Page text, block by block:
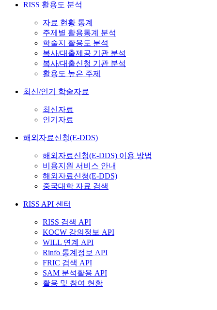
RISS 활용도 분석
자료 현황 통계
주제별 활용통계 분석
학술지 활용도 분석
복사/대출제공 기관 분석
복사/대출신청 기관 분석
활용도 높은 주제
최신/인기 학술자료
최신자료
인기자료
해외자료신청(E-DDS)
해외자료신청(E-DDS) 이용 방법
비용지원 서비스 안내
해외자료신청(E-DDS)
중국대학 자료 검색
RISS API 센터
RISS 검색 API
KOCW 강의정보 API
WILL 연계 API
Rinfo 통계정보 API
FRIC 검색 API
SAM 분석활용 API
활용 및 참여 현황